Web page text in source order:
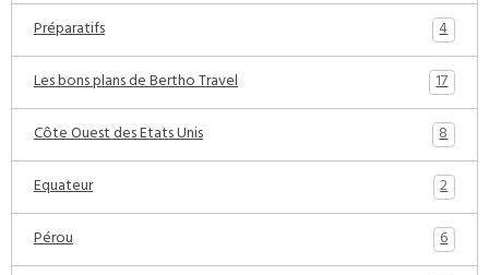
Préparatifs
4
Les bons plans de Bertho Travel
17
Côte Ouest des Etats Unis
8
Equateur
2
Pérou
6